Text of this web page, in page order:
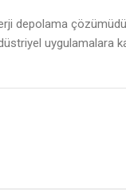
depolama
uygulamalara